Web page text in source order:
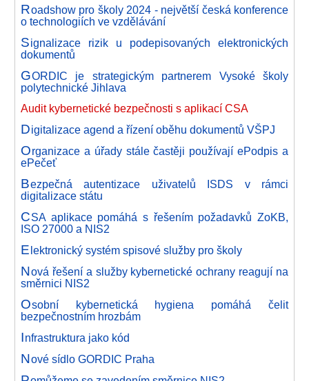
Roadshow pro školy 2024 - největší česká konference
o technologiích ve vzdělávání
Signalizace rizik u podepisovaných elektronických
dokumentů
GORDIC je strategickým partnerem Vysoké školy
polytechnické Jihlava
Audit kybernetické bezpečnosti s aplikací CSA
Digitalizace agend a řízení oběhu dokumentů VŠPJ
Organizace a úřady stále častěji používají ePodpis a
ePečeť
Bezpečná autentizace uživatelů ISDS v rámci
digitalizace státu
CSA aplikace pomáhá s řešením požadavků ZoKB,
ISO 27000 a NIS2
Elektronický systém spisové služby pro školy
Nová řešení a služby kybernetické ochrany reagují na
směrnici NIS2
Osobní kybernetická hygiena pomáhá čelit
bezpečnostním hrozbám
Infrastruktura jako kód
Nové sídlo GORDIC Praha